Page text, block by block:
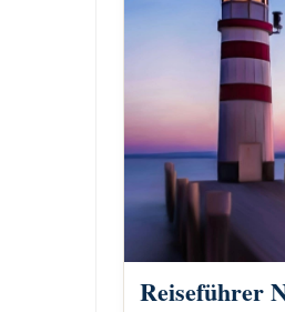
Reiseführer